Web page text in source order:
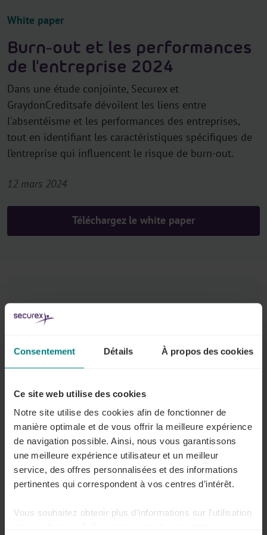
Consentement Détails À propos des cookies
Ce site web utilise des cookies
Notre site utilise des cookies afin de fonctionner de
manière optimale et de vous offrir la meilleure expérience
de navigation possible. Ainsi, nous vous garantissons
une meilleure expérience utilisateur et un meilleur
service, des offres personnalisées et des informations
pertinentes qui correspondent à vos centres d’intérêt.
Vous souhaitez obtenir plus d'informations sur l'utilisation
White paper
Burn-out et les performances
de l'entreprise 2024
Dans une étude conjointe, Securex et
GraydonCreditsafe dévoilent les liens entre
l'absentéisme et les performances des entreprises,
tout en identifiant les caractéristiques spécifiques de
l’entreprise qui influencent le risque de burn-out.
12 mars 2024
Téléchargez le white paper
L’augmentation de l'absentéisme de longue durée et
a des coûts personnels pour la victime et ses proches,
mais également des coûts sociaux et des coûts pour
les entreprises. Pour les entreprises en Belgique, ce
coût a augmenté de 40 % entre 2021 et 2022.
Dans ce contexte,Securex, partenaire en matière
d’emploi et d’entrepreneuriat, ainsi que
GraydonCreditsafe, spécialiste de l'analyse et des
données d’entreprise, souhaitent contribuer à
des